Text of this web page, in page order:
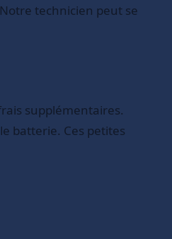
technicien peut se
supplémentaires.
batterie. Ces petites